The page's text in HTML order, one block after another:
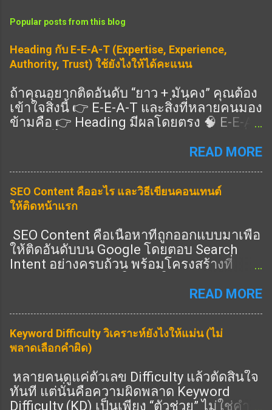
Popular posts from this blog
Heading กับ E-E-A-T (Expertise, Experience,
Authority, Trust) ใช้ยังไงให้ได้คะแนน
ถ้าคุณอยากติดอันดับ “ยาว + มั่นคง” คุณต้อง
เข้าใจสิ่งนี้ 👉 E-E-A-T และสิ่งที่หลายคนมอง
ข้ามคือ 👉 Heading มีผลโดยตรง 🧠 E-E-A-
ว่าเนื้อหาคุณ: Expertise (ความเชี่ยวชาญ)
ครบ = อันดับดีขึ้น 🎯 Heading ช่วย E-E-A-T
ยังไง ✔️ 1. แสดง Expertise 👉 ใช้ Heading
ครอบคลุมลึก ✔️ 2. แสดง Experience 👉 มี
หัวข้อ “ประสบการณ์จริง” ✔️ 3. แสดง
Authority 👉 มีหัวข้อครบทุกมุม ✔️ 4. แสดง
Trust 👉 มี FAQ / ข้อมูลชัด 🔧 วิธีเขียน
1. เพิ่ม Heading “ประสบการณ์” 👉 เช่น: จาก
ประสบการณ์จริง 🔥 2. เพิ่ม Heading “ข้อมูล
เชิงลึก” 👉 เช่น: เทคนิคขั้นสูง วิเคราะห์ 🔥 3.
เพิ่ม Heading “คำถาม” 👉 เช่น: FAQ 📊 สูตร
E-E-A-T Heading H1 = keyword หลัก H2 =
ครอบคลุม + เชี่ยวชาญ H3 = ลึก + ราย
ละเอียด 👉 ครบ = ได้คะแนน ⚠️ จุดพลาดที่
ต้องเลี่ยง ❌ เขียนผิว ๆ 👉 ไม่มีความลึก ❌
READ MORE
SEO Content คืออะไร และวิธีเขียนคอนเทนต์
ให้ติดหน้าแรก
SEO Content คือเนื้อหาที่ถูกออกแบบมาเพื่อ
ให้ติดอันดับบน Google โดยตอบ Search
Intent อย่างครบถ้วน พร้อมโครงสร้างที่
SEO ไม่ใช่แค่ใส่คีย์เวิร์ด แต่คือการสร้าง
เนื้อหาที่: ตรงกับคำค้นหา ตอบคำถามผู้ใช้
ครบถ้วน มีโครงสร้างชัดเจน มีคุณภาพสูง
รองรับทั้ง SEO และ AEO SEO Content ที่ดี
ต้องตอบทั้ง “คนอ่าน” และ “อัลกอริทึม” ②
SEO Content ต่างจากบทความทั่วไปอย่างไร
READ MORE
Keyword Difficulty วิเคราะห์ยังไงให้แม่น (ไม่
พลาดเลือกคำผิด)
หลายคนดูแค่ตัวเลข Difficulty แล้วตัดสินใจ
ทันที แต่นั่นคือความผิดพลาด Keyword
Difficulty (KD) เป็นเพียง “ตัวช่วย” ไม่ใช่คำ